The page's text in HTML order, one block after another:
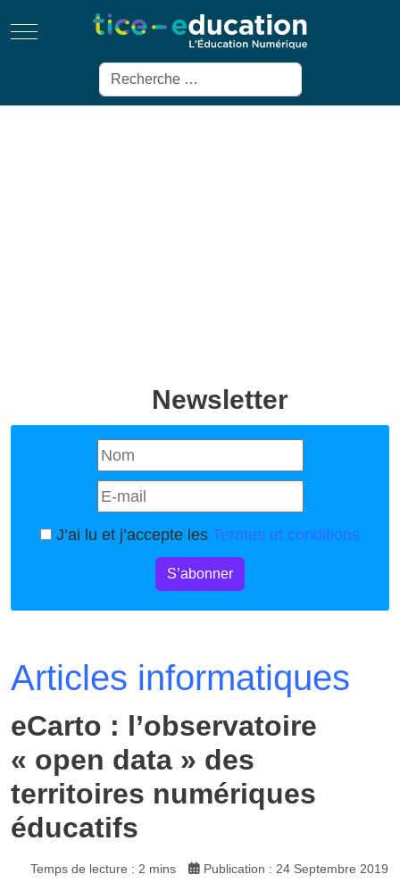
Mobile Menu Toggle
Rechercher
Newsletter
J’ai lu et j’accepte les Termes et conditions
S’abonner
Articles informatiques
eCarto : l’observatoire
« open data » des
territoires numériques
éducatifs
Temps de lecture : 2 mins Publication : 24 Septembre 2019